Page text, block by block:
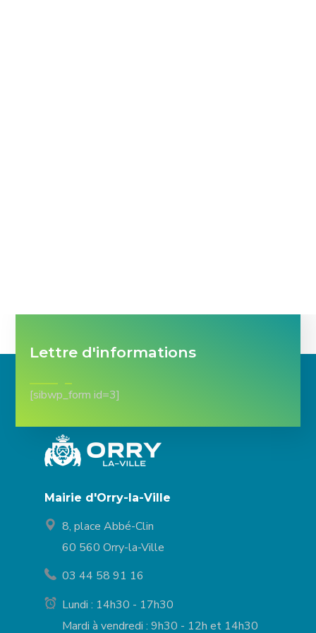
Lettre d'informations
[sibwp_form id=3]
Mairie d'Orry-la-Ville
8, place Abbé-Clin
60 560 Orry-la-Ville
03 44 58 91 16
Lundi : 14h30 - 17h30
Mardi à vendredi : 9h30 - 12h et 14h30